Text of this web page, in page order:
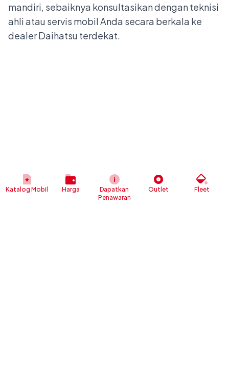
mandiri, sebaiknya konsultasikan dengan teknisi
ahli atau servis mobil Anda secara berkala ke
dealer Daihatsu terdekat.
Katalog Mobil Harga
Dapatkan
Penawaran
Outlet Fleet